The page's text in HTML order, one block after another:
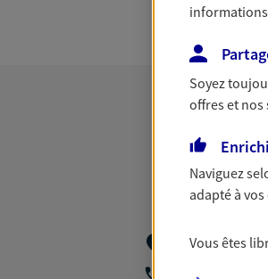
Barque, 13710
informations
Soyez
offres et nos
Naviguez
adapté à
Vous êtes